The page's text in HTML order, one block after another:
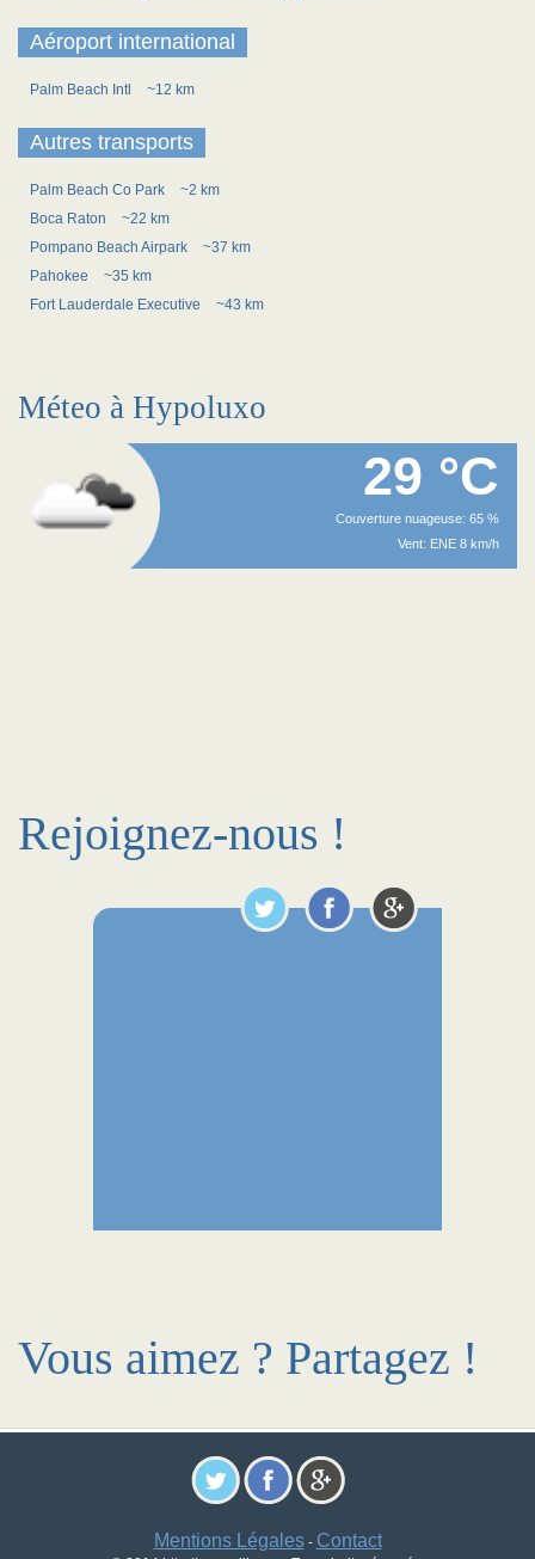
Aéroport international
Palm Beach Intl ~12 km
Autres transports
Palm Beach Co Park
~2 km
Boca Raton
~22 km
Pompano Beach Airpark
~37 km
Pahokee
~35 km
Fort Lauderdale Executive
~43 km
Méteo à Hypoluxo
29 °C
Couverture nuageuse: 65 %
Vent: ENE 8 km/h
Rejoignez-nous !
Vous aimez ? Partagez !
Mentions Légales- Contact